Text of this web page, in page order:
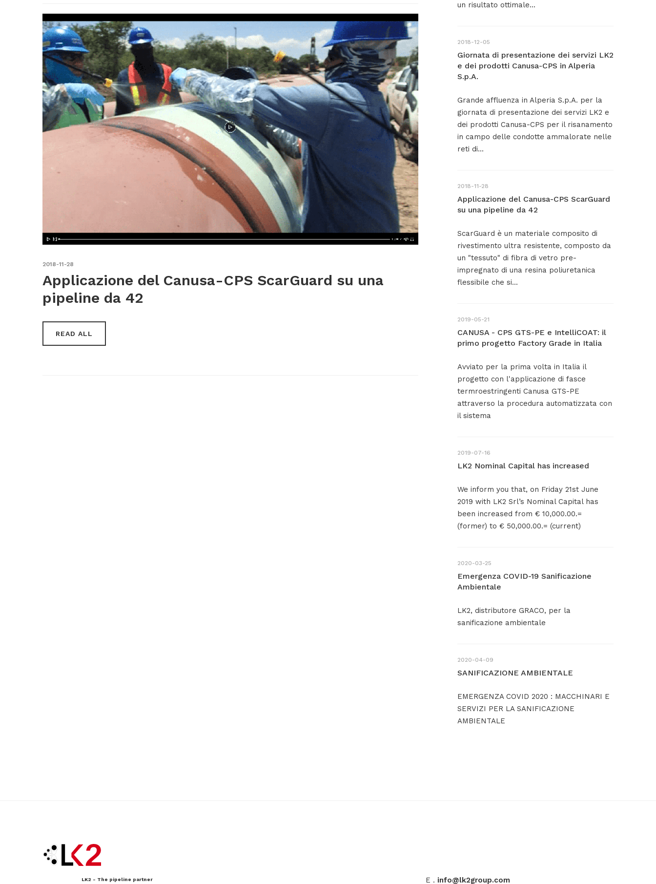
2018-11-28
Applicazione del Canusa-CPS ScarGuard su una
pipeline da 42
READ ALL
un risultato ottimale...
2018-12-05
Giornata di presentazione dei servizi LK2
e dei prodotti Canusa-CPS in Alperia
S.p.A.
Grande affluenza in Alperia S.p.A. per la
giornata di presentazione dei servizi LK2 e
dei prodotti Canusa-CPS per il risanamento
in campo delle condotte ammalorate nelle
reti di...
2018-11-28
Applicazione del Canusa-CPS ScarGuard
su una pipeline da 42
ScarGuard è un materiale composito di
rivestimento ultra resistente, composto da
un "tessuto" di fibra di vetro pre-
impregnato di una resina poliuretanica
flessibile che si...
2019-05-21
CANUSA - CPS GTS-PE e IntelliCOAT: il
primo progetto Factory Grade in Italia
Avviato per la prima volta in Italia il
progetto con l'applicazione di fasce
termroestringenti Canusa GTS-PE
attraverso la procedura automatizzata con
il sistema
2019-07-16
LK2 Nominal Capital has increased
We inform you that, on Friday 21st June
2019 with LK2 Srl’s Nominal Capital has
been increased from € 10,000.00.=
(former) to € 50,000.00.= (current)
2020-03-25
Emergenza COVID-19 Sanificazione
Ambientale
LK2, distributore GRACO, per la
sanificazione ambientale
2020-04-09
SANIFICAZIONE AMBIENTALE
EMERGENZA COVID 2020 : MACCHINARI E
SERVIZI PER LA SANIFICAZIONE
AMBIENTALE
LK2 - The pipeline partner E . info@lk2group.com